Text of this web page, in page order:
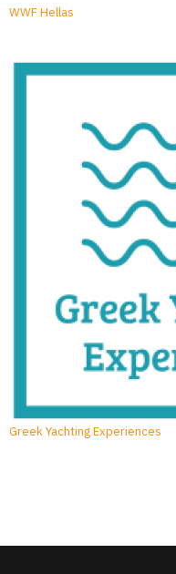
WWF Hellas
Greek Yachting Experiences